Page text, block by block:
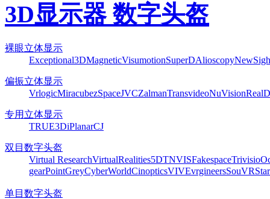
3D显示器 数字头盔
裸眼立体显示
Exceptional3DMagneticVisumotionSuperDAlioscopy
偏振立体显示
VrlogicMiracubezSpaceJVCZalmanTransvideoNuVisionRealD
专用立体显示
TRUE3DiPlanarCJ
双目数字头盔
Virtual ResearchVirtualRealities5DTNVISFakespaceTrivisio
gearPointGreyCyberWorldCinopticsVIVEvrgineersSouVR
单目数字头盔